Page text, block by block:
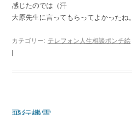
感じたのでは（汗
大原先生に言ってもらってよかったね。
カテゴリー: テレフォン人生相談ポンチ絵